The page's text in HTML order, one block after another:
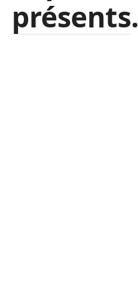
présents.